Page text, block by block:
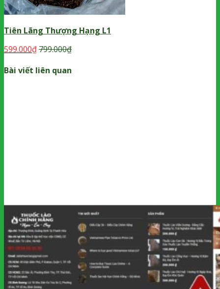
Tiên Lãng Thượng Hạng L1
599.000₫799.000₫
Bài viết liên quan